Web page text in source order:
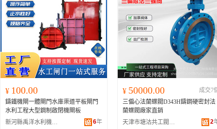
¥ 100.00
鑄鐵機閘一體閘門水庫渠道平板閘門
水利工程大型鋼制啟閉機閘板
新河縣禹洋水利機械廠
6年
¥ 50000.00
成交7
三偏心法蘭蝶閥D343H鑄鋼硬密封法
蘭蝶閥廠家直銷
天津市塘沽共工閥門制造有限公司
2